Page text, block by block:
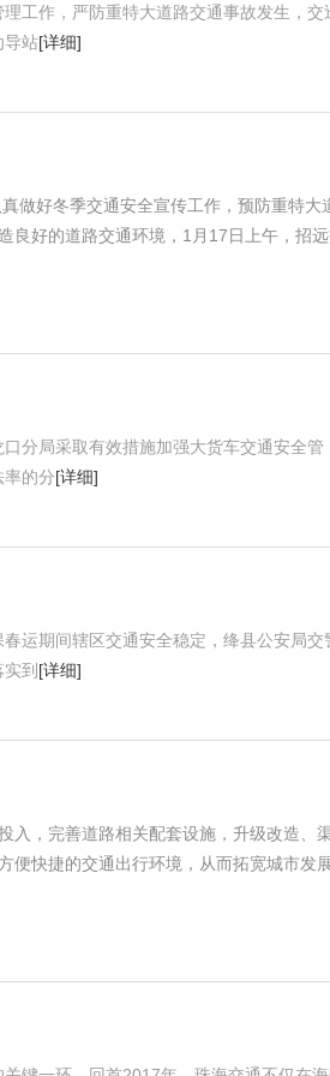
工作，严防重特大道路交通事故发生，交
导站[详细]
好冬季交通安全宣传工作，预防重特大
良好的道路交通环境，1月17日上午，招
分局采取有效措施加强大货车交通安全管
的分[详细]
运期间辖区交通安全稳定，绛县公安局交
到 [详细]
入，完善道路相关配套设施，升级改造、
便快捷的交通出行环境，从而拓宽城市发